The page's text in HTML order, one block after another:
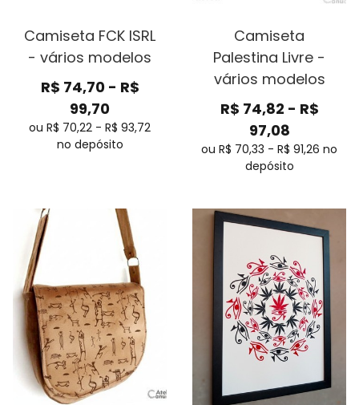
Camiseta FCK ISRL
- vários modelos
R$ 74,70 - R$
99,70
ou R$ 70,22 - R$ 93,72
no depósito
Camiseta
Palestina Livre -
vários modelos
R$ 74,82 - R$
97,08
ou R$ 70,33 - R$ 91,26 no
depósito